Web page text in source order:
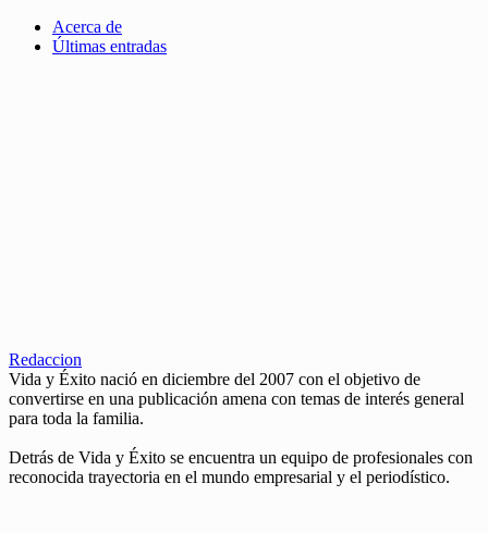
Acerca de
Últimas entradas
Redaccion
Vida y Éxito nació en diciembre del 2007 con el objetivo de
convertirse en una publicación amena con temas de interés general
para toda la familia.
Detrás de Vida y Éxito se encuentra un equipo de profesionales con
reconocida trayectoria en el mundo empresarial y el periodístico.